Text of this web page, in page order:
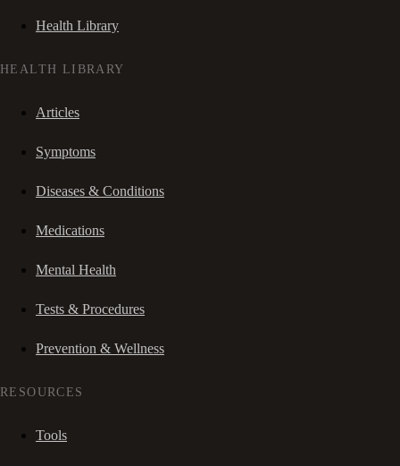
Health Library
HEALTH LIBRARY
Articles
Symptoms
Diseases & Conditions
Medications
Mental Health
Tests & Procedures
Prevention & Wellness
RESOURCES
Tools